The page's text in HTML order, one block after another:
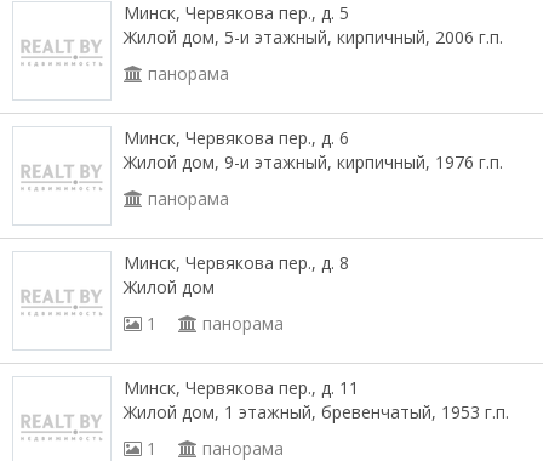
Минск, Червякова пер., д. 5
Жилой дом, 5-и этажный, кирпичный, 2006 г.п.
панорама
Минск, Червякова пер., д. 6
Жилой дом, 9-и этажный, кирпичный, 1976 г.п.
панорама
Минск, Червякова пер., д. 8
Жилой дом
1
панорама
Минск, Червякова пер., д. 11
Жилой дом, 1 этажный, бревенчатый, 1953 г.п.
1
панорама